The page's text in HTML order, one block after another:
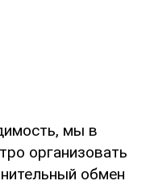
мы в
организовать
обмен